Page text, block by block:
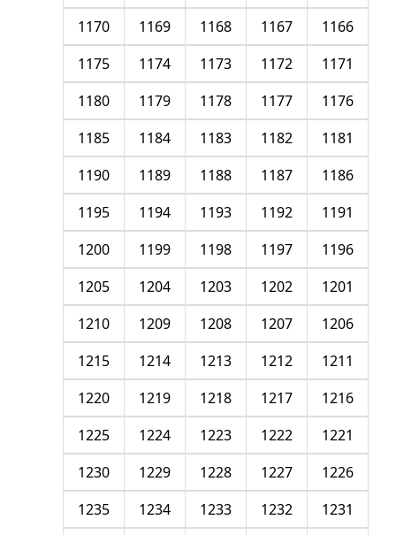
1166
1167
1168
1169
1170
1171
1172
1173
1174
1175
1176
1177
1178
1179
1180
1181
1182
1183
1184
1185
1186
1187
1188
1189
1190
1191
1192
1193
1194
1195
1196
1197
1198
1199
1200
1201
1202
1203
1204
1205
1206
1207
1208
1209
1210
1211
1212
1213
1214
1215
1216
1217
1218
1219
1220
1221
1222
1223
1224
1225
1226
1227
1228
1229
1230
1231
1232
1233
1234
1235